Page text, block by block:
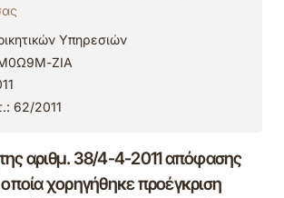
Υπηρεσιών
ΖΙΑ
62/2011
αριθμ. 38/4-4-2011 απόφασης
χορηγήθηκε προέγκριση